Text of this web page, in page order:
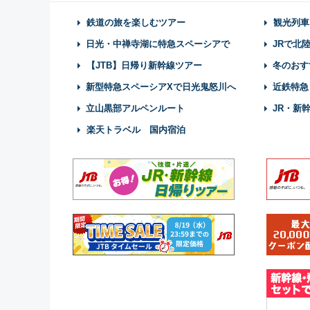
鉄道の旅を楽しむツアー 観光列
日光・中禅寺湖に特急スペーシアで JRで北
【JTB】日帰り新幹線ツアー 冬のお
新型特急スペーシアXで日光鬼怒川へ 近鉄特
立山黒部アルペンルート JR・新
楽天トラベル 国内宿泊